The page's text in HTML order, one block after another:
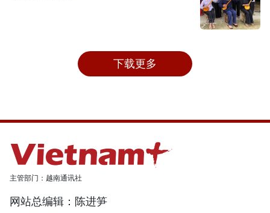
下载更多
主管部门：越南通讯社
网站总编辑：陈进笋